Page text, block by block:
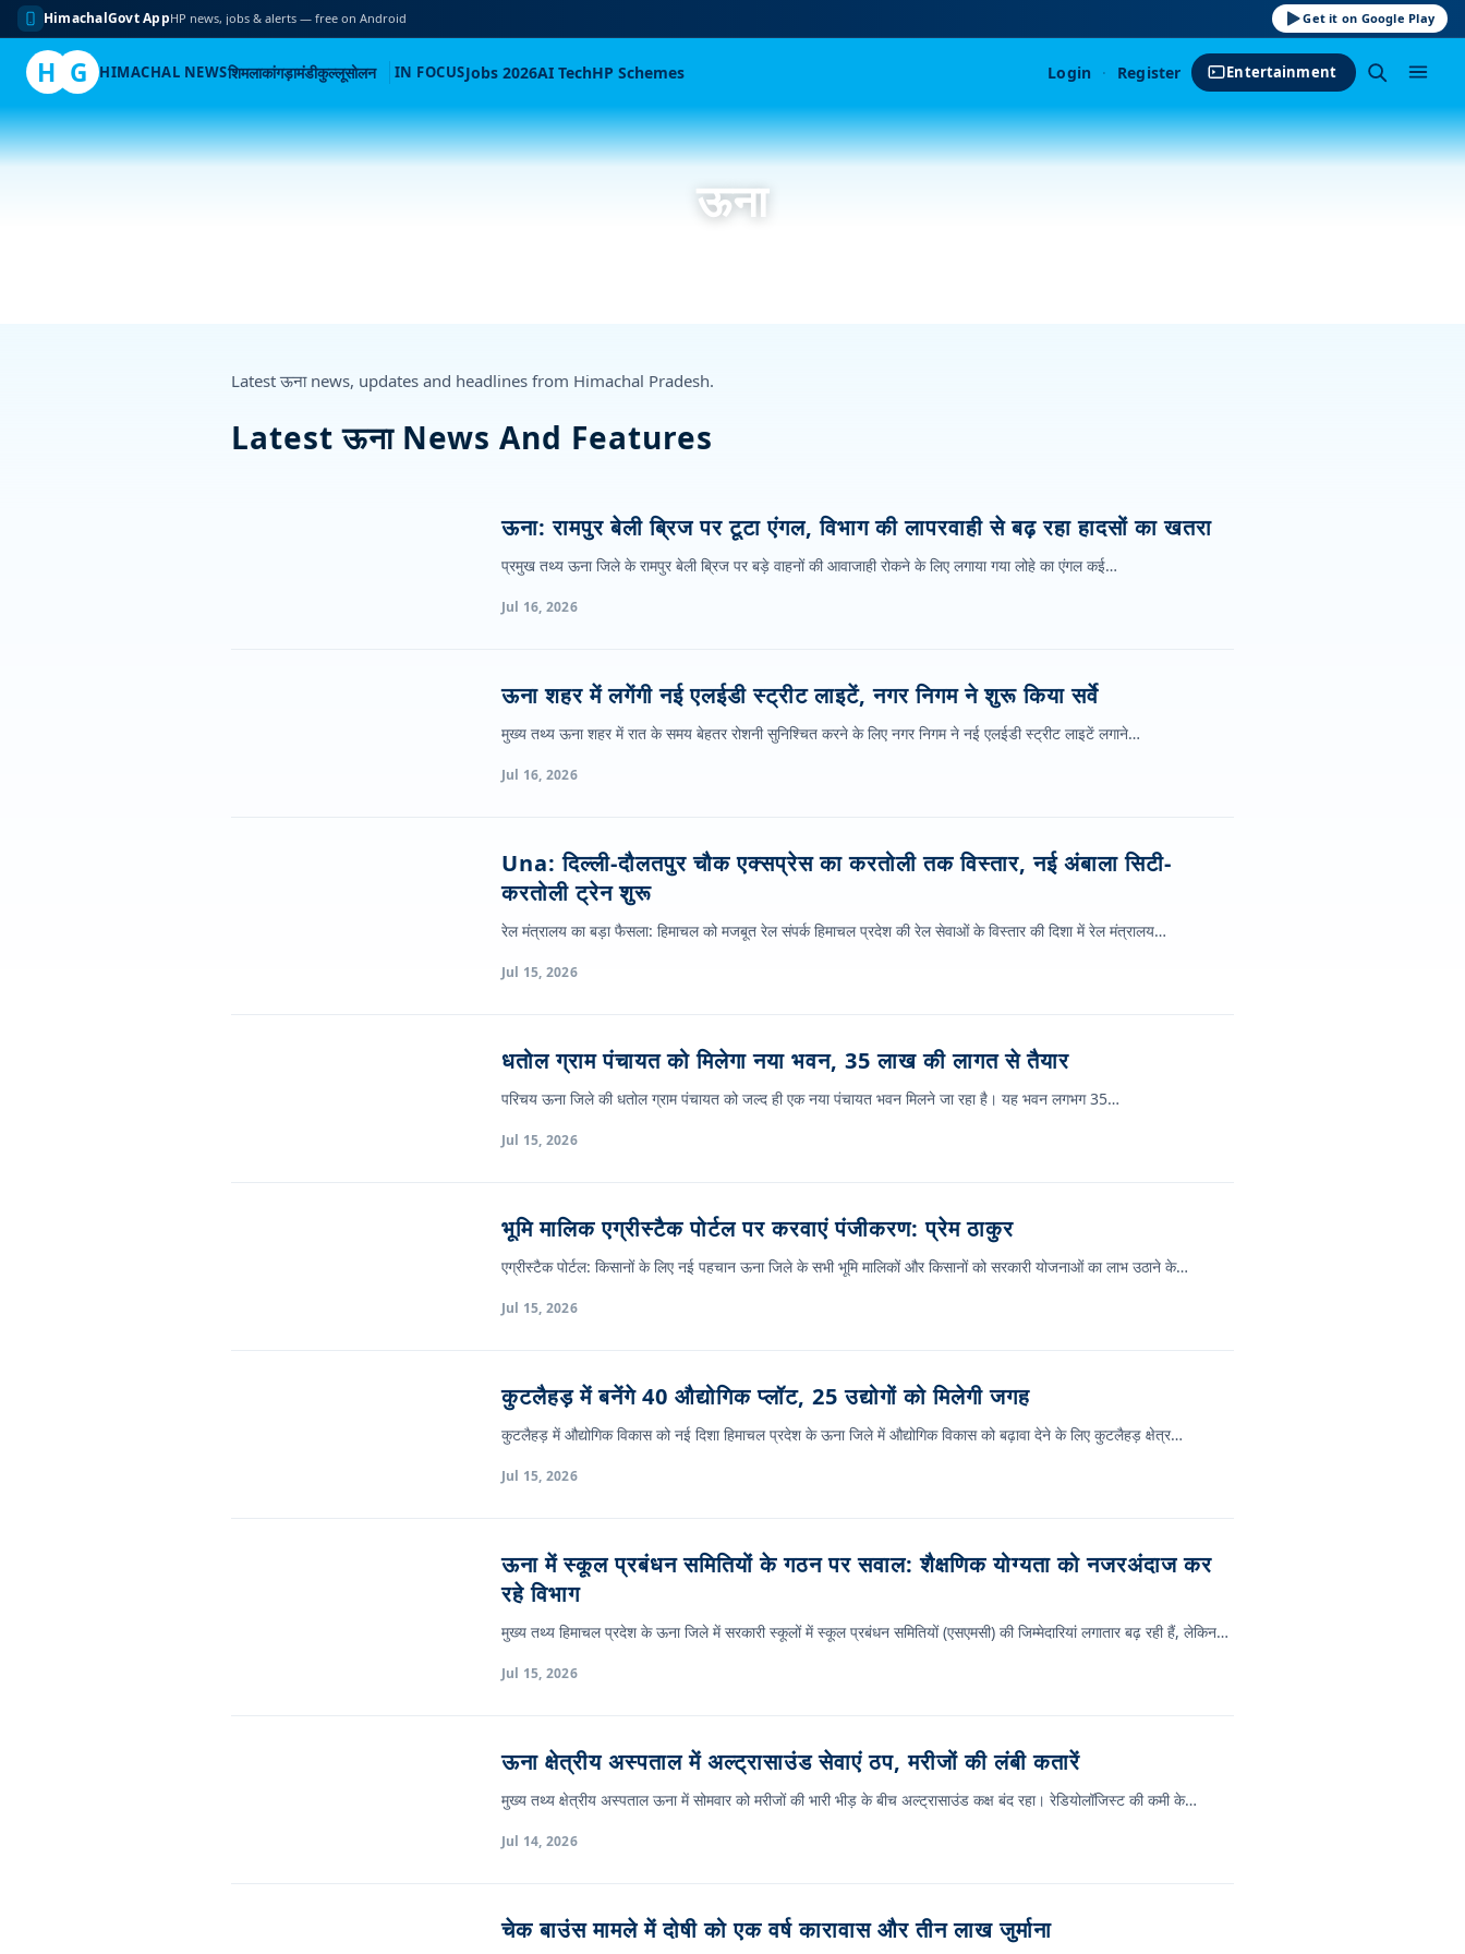
HimachalGovt AppHP news, jobs & alerts — free on Android Get it on Google Play
H G HIMACHAL NEWSशिमलाकांगड़ामंडीकुल्लूसोलन IN FOCUSJobs 2026AI TechHP Schemes Login · Register Entertainment
Skip
to
ऊना
Latest ऊना news, updates and headlines from Himachal Pradesh.
Latest ऊना News And Features
ऊना: रामपुर बेली ब्रिज पर टूटा एंगल, विभाग की लापरवाही से बढ़ रहा हादसों का खतरा
प्रमुख तथ्य ऊना जिले के रामपुर बेली ब्रिज पर बड़े वाहनों की आवाजाही रोकने के लिए लगाया गया लोहे का एंगल कई…
Jul 16, 2026
ऊना शहर में लगेंगी नई एलईडी स्ट्रीट लाइटें, नगर निगम ने शुरू किया सर्वे
मुख्य तथ्य ऊना शहर में रात के समय बेहतर रोशनी सुनिश्चित करने के लिए नगर निगम ने नई एलईडी स्ट्रीट लाइटें लगाने…
Jul 16, 2026
Una: दिल्ली-दौलतपुर चौक एक्सप्रेस का करतोली तक विस्तार, नई अंबाला सिटी-
करतोली ट्रेन शुरू
रेल मंत्रालय का बड़ा फैसला: हिमाचल को मजबूत रेल संपर्क हिमाचल प्रदेश की रेल सेवाओं के विस्तार की दिशा में रेल मंत्रालय…
Jul 15, 2026
धतोल ग्राम पंचायत को मिलेगा नया भवन, 35 लाख की लागत से तैयार
परिचय ऊना जिले की धतोल ग्राम पंचायत को जल्द ही एक नया पंचायत भवन मिलने जा रहा है। यह भवन लगभग 35…
Jul 15, 2026
भूमि मालिक एग्रीस्टैक पोर्टल पर करवाएं पंजीकरण: प्रेम ठाकुर
एग्रीस्टैक पोर्टल: किसानों के लिए नई पहचान ऊना जिले के सभी भूमि मालिकों और किसानों को सरकारी योजनाओं का लाभ उठाने के…
Jul 15, 2026
कुटलैहड़ में बनेंगे 40 औद्योगिक प्लॉट, 25 उद्योगों को मिलेगी जगह
कुटलैहड़ में औद्योगिक विकास को नई दिशा हिमाचल प्रदेश के ऊना जिले में औद्योगिक विकास को बढ़ावा देने के लिए कुटलैहड़ क्षेत्र…
Jul 15, 2026
ऊना में स्कूल प्रबंधन समितियों के गठन पर सवाल: शैक्षणिक योग्यता को नजरअंदाज कर
रहे विभाग
मुख्य तथ्य हिमाचल प्रदेश के ऊना जिले में सरकारी स्कूलों में स्कूल प्रबंधन समितियों (एसएमसी) की जिम्मेदारियां लगातार बढ़ रही हैं, लेकिन…
Jul 15, 2026
ऊना क्षेत्रीय अस्पताल में अल्ट्रासाउंड सेवाएं ठप, मरीजों की लंबी कतारें
मुख्य तथ्य क्षेत्रीय अस्पताल ऊना में सोमवार को मरीजों की भारी भीड़ के बीच अल्ट्रासाउंड कक्ष बंद रहा। रेडियोलॉजिस्ट की कमी के…
Jul 14, 2026
चेक बाउंस मामले में दोषी को एक वर्ष कारावास और तीन लाख जुर्माना